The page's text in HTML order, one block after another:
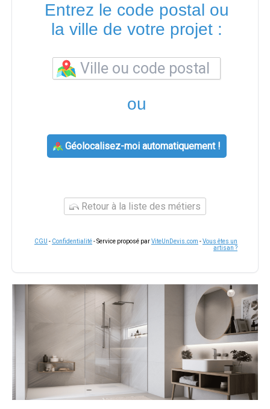
Entrez le code postal ou
la ville de votre projet :
ou
Géolocalisez-moi automatiquement !
Retour à la liste des métiers
CGU - Confidentialité- Service proposé parViteUnDevis.com -Vous êtes un
artisan ?